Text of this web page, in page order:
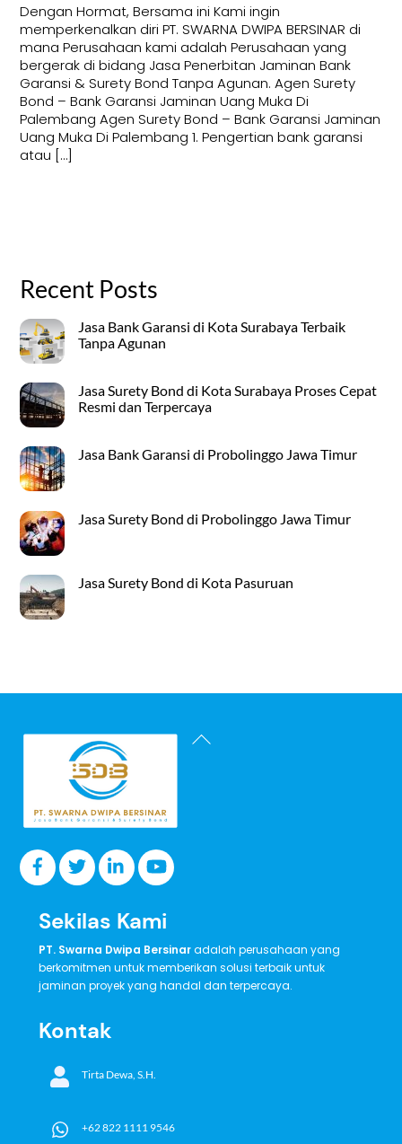
Dengan Hormat, Bersama ini Kami ingin
memperkenalkan diri PT. SWARNA DWIPA BERSINAR di
mana Perusahaan kami adalah Perusahaan yang
bergerak di bidang Jasa Penerbitan Jaminan Bank
Garansi & Surety Bond Tanpa Agunan. Agen Surety
Bond – Bank Garansi Jaminan Uang Muka Di
Palembang Agen Surety Bond – Bank Garansi Jaminan
Uang Muka Di Palembang 1. Pengertian bank garansi
atau […]
Recent Posts
Jasa Bank Garansi di Kota Surabaya Terbaik
Tanpa Agunan
Jasa Surety Bond di Kota Surabaya Proses Cepat
Resmi dan Terpercaya
Jasa Bank Garansi di Probolinggo Jawa Timur
Jasa Surety Bond di Probolinggo Jawa Timur
Jasa Surety Bond di Kota Pasuruan
Back
Sekilas Kami
PT. Swarna Dwipa Bersinaradalah perusahaan yang
berkomitmen untuk memberikan solusi terbaik untuk
jaminan proyek yang handal dan terpercaya.
Kontak
Tirta Dewa, S.H.
+62 822 1111 9546